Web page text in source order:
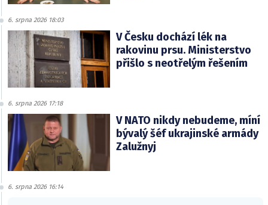
6. srpna 2026 18:03
V Česku dochází lék na
rakovinu prsu. Ministerstvo
přišlo s neotřelým řešením
6. srpna 2026 17:18
V NATO nikdy nebudeme, míní
bývalý šéf ukrajinské armády
Zalužnyj
6. srpna 2026 16:14